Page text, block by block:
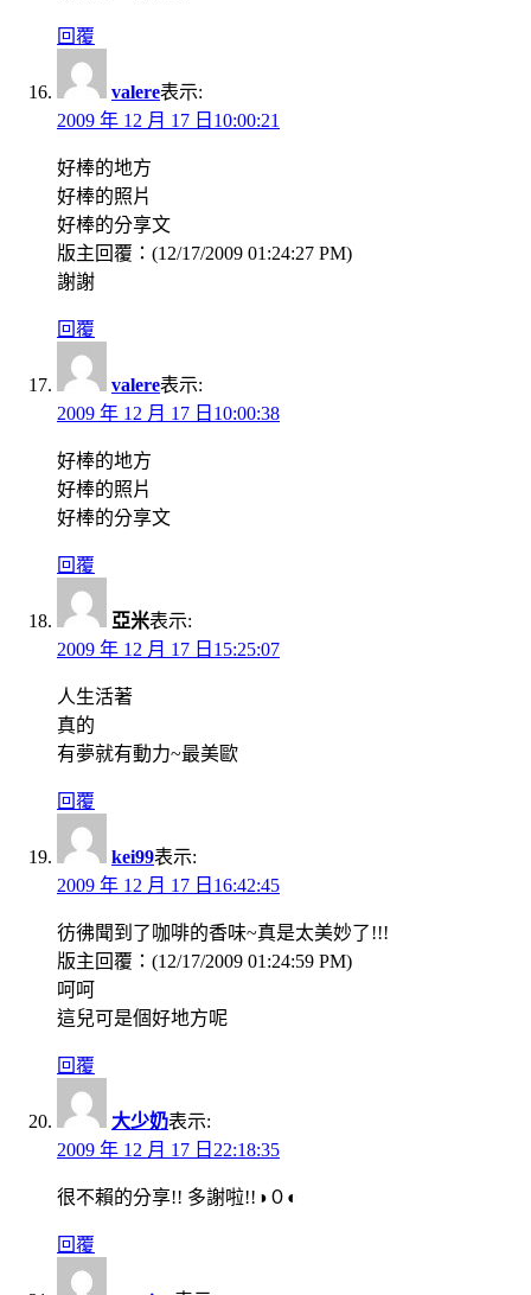
回覆
valere表示:
2009 年 12 月 17 日10:00:21
好棒的地方
好棒的照片
好棒的分享文
版主回覆：(12/17/2009 01:24:27 PM)
謝謝
回覆
valere表示:
2009 年 12 月 17 日10:00:38
好棒的地方
好棒的照片
好棒的分享文
回覆
亞米表示:
2009 年 12 月 17 日15:25:07
人生活著
真的
有夢就有動力~最美歐
回覆
kei99表示:
2009 年 12 月 17 日16:42:45
彷彿聞到了咖啡的香味~真是太美妙了!!!
版主回覆：(12/17/2009 01:24:59 PM)
呵呵
這兒可是個好地方呢
回覆
大少奶表示:
2009 年 12 月 17 日22:18:35
很不賴的分享!! 多謝啦!!◑０◐
回覆